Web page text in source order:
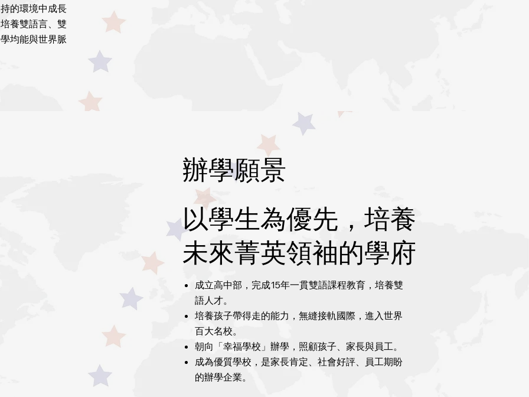
的環境中成長
養雙語言、雙
均能與世界脈
辦學願景
以學生為優先，培養
未來菁英領袖的學府
成立高中部，完成15年一貫雙語課程教育，培養雙
語人才。
培養孩子帶得走的能力，無縫接軌國際，進入世界
百大名校。
朝向「幸福學校」辦學，照顧孩子、家長與員工。
成為優質學校，是家長肯定、社會好評、員工期盼
的辦學企業。